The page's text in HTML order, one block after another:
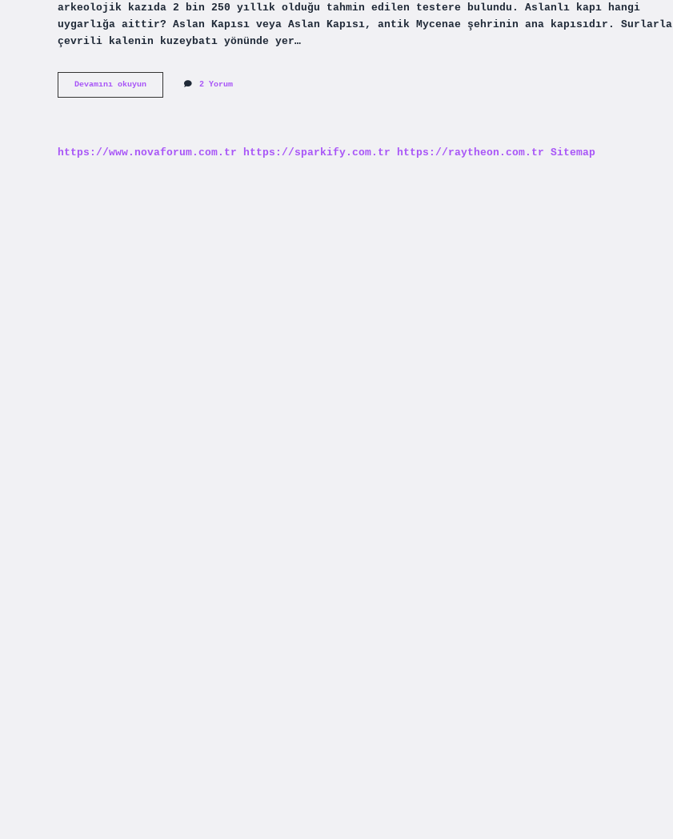
arkeolojik kazıda 2 bin 250 yıllık olduğu tahmin edilen testere bulundu. Aslanlı kapı hangi
uygarlığa aittir? Aslan Kapısı veya Aslan Kapısı, antik Mycenae şehrinin ana kapısıdır. Surlarla
çevrili kalenin kuzeybatı yönünde yer…
Devamını okuyunHattuşada
Kaç
2 Yorum
https://www.novaforum.com.tr https://sparkify.com.tr https://raytheon.com.tr Sitemap